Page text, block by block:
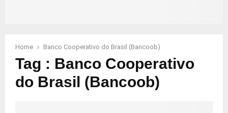
Home Banco Cooperativo do Brasil (Bancoob)
Tag : Banco Cooperativo
do Brasil (Bancoob)